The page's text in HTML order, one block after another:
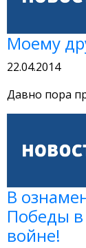
Моему
22.04.2014
Давно пора
В
Победы в
войне!